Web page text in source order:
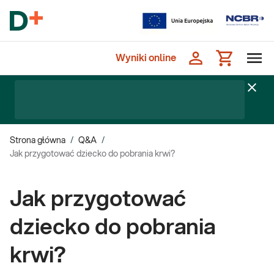
Wyniki online
Strona główna / Q&A /
Jak przygotować dziecko do pobrania krwi?
Jak przygotować
dziecko do pobrania
krwi?